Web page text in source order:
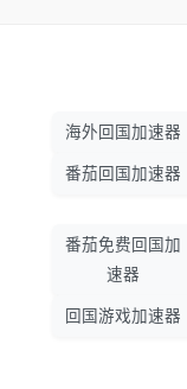
海外回国加速器
番茄回国加速器
番茄免费回国加
速器
回国游戏加速器